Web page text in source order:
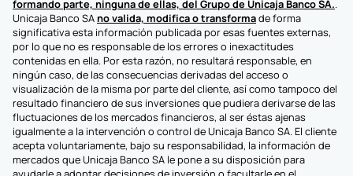
formando parte, ninguna de ellas, del Grupo de Unicaja Banco SA..
Unicaja Banco SAno valida, modifica o transformade forma
significativa esta información publicada por esas fuentes externas,
por lo que no es responsable de los errores o inexactitudes
contenidas en ella. Por esta razón, no resultará responsable, en
ningún caso, de las consecuencias derivadas del acceso o
visualización de la misma por parte del cliente, así como tampoco del
resultado financiero de sus inversiones que pudiera derivarse de las
fluctuaciones de los mercados financieros, al ser éstas ajenas
igualmente a la intervención o control de Unicaja Banco SA. El cliente
acepta voluntariamente, bajo su responsabilidad, la información de
mercados que Unicaja Banco SA le pone a su disposición para